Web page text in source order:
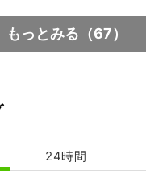
もっとみる（67）
24時間